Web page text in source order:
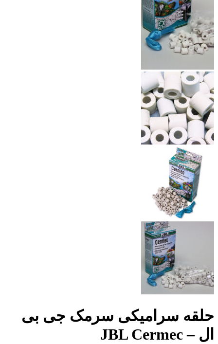
حلقه سرامیکی سرمک جی بی
ال – JBL Cermec